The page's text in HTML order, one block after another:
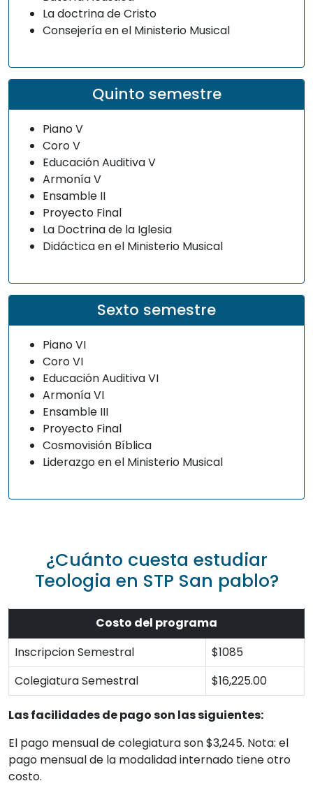
La doctrina de Cristo
Consejería en el Ministerio Musical
Quinto semestre
Piano V
Coro V
Educación Auditiva V
Armonía V
Ensamble II
Proyecto Final
La Doctrina de la Iglesia
Didáctica en el Ministerio Musical
Sexto semestre
Piano VI
Coro VI
Educación Auditiva VI
Armonía VI
Ensamble III
Proyecto Final
Cosmovisión Bíblica
Liderazgo en el Ministerio Musical
¿Cuánto cuesta estudiar
Teologia en STP San pablo?
Costo del programa
Inscripcion Semestral
$1085
Colegiatura Semestral
$16,225.00
Las facilidades de pago son las siguientes:
El pago mensual de colegiatura son $3,245. Nota: el
pago mensual de la modalidad internado tiene otro
costo.